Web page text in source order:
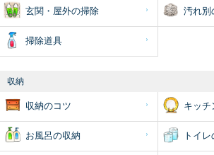
玄関・屋外の掃除 汚れ別
掃除道具
収納
収納のコツ キッチ
お風呂の収納 トイ